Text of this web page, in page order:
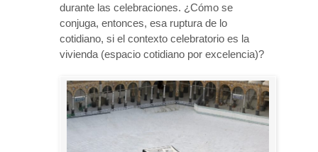
durante las celebraciones. ¿Cómo se
conjuga, entonces, esa ruptura de lo
cotidiano, si el contexto celebratorio es la
vivienda (espacio cotidiano por excelencia)?